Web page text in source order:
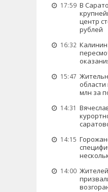
17:59 В
центр
рублей
16:32
15:47
млн за
14:31
14:15
14:00